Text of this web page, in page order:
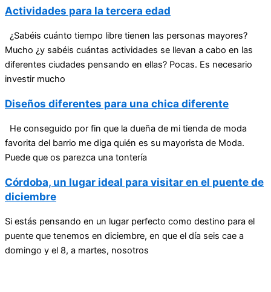
Actividades para la tercera edad
¿Sabéis cuánto tiempo libre tienen las personas mayores?
Mucho ¿y sabéis cuántas actividades se llevan a cabo en las
diferentes ciudades pensando en ellas? Pocas. Es necesario
investir mucho
Diseños diferentes para una chica diferente
He conseguido por fin que la dueña de mi tienda de moda
favorita del barrio me diga quién es su mayorista de Moda.
Puede que os parezca una tontería
Córdoba, un lugar ideal para visitar en el puente de
diciembre
Si estás pensando en un lugar perfecto como destino para el
puente que tenemos en diciembre, en que el día seis cae a
domingo y el 8, a martes, nosotros